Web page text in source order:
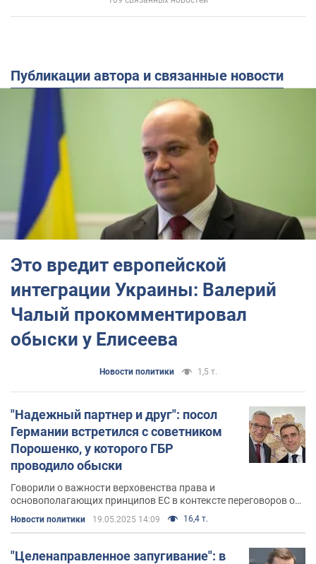
Публикации автора и связанные новости
Это вредит европейской
интеграции Украины: Валерий
Чалый прокомментировал
обыски у Елисеева
Новости политики 1,5 т.
"Надежный партнер и друг": посол
Германии встретился с советником
Порошенко, у которого ГБР
проводило обыски
Говорили о важности верховенства права и
основополагающих принципов ЕС в контексте переговоров о
Новости политики 19.05.2025 14:09 16,4 т.
"Целенаправленное запугивание": в